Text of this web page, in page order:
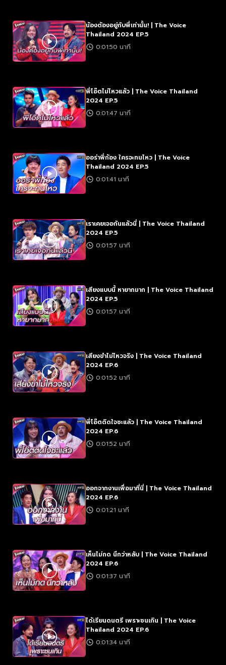
น้องต้องอยู่กับพี่เท่านั้น! | The Voice
Thailand 2024 EP.5
0:01:50 นาที
พี่โอ๊ตไม่ไหวแล้ว | The Voice Thailand
2024 EP.5
0:01:47 นาที
ออร่าพี่ก้อง ใครจะทนไหว | The Voice
Thailand 2024 EP.5
0:01:41 นาที
เราเคยเจอกันแล้วนี่ | The Voice Thailand
2024 EP.5
0:01:57 นาที
เสียงแบบนี้ หายากมาก | The Voice Thailand
2024 EP.5
0:01:57 นาที
เสียงขำไม่ไหวจริง | The Voice Thailand
2024 EP.6
0:01:52 นาที
พี่โอ๊ตติดใจซะแล้ว | The Voice Thailand
2024 EP.6
0:01:52 นาที
ออกจากงานเพื่อมาที่นี่ | The Voice Thailand
2024 EP.6
0:01:21 นาที
เห็นไม่กด นึกว่าหลับ | The Voice Thailand
2024 EP.6
0:01:37 นาที
ได้เรียนดนตรี เพราะซนเกิน | The Voice
Thailand 2024 EP.6
0:01:34 นาที